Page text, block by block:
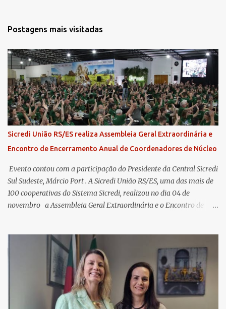
Postagens mais visitadas
Sicredi União RS/ES realiza Assembleia Geral Extraordinária e
Encontro de Encerramento Anual de Coordenadores de Núcleo
​ Evento contou com a participação do Presidente da Central Sicredi
Sul Sudeste, Márcio Port . A Sicredi União RS/ES, uma das mais de
100 cooperativas do Sistema Sicredi, realizou no dia 04 de
novembro a Assembleia Geral Extraordinária e o Encontro de
futuro. O evento ocorreu presencialmente em Santa Rosa/RS com
transmissão simultânea para os coordenadores capixabas, que
estavam reunidos em Cachoeiro de Itapemirim / ES. Durante a
Assembleia Geral Extraordinária, foram debatidas e aprovadas
pautas estratégicas, como a atualização da Política de
Remuneração dos Administradores Estatutários e do regulamento